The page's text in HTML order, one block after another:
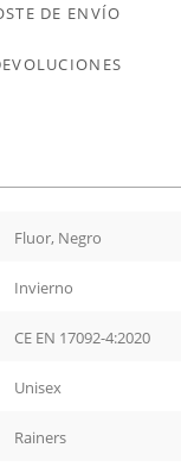
DE ENVÍO
Fluor, Negro
Invierno
CE EN 17092-4:2020
Unisex
Rainers